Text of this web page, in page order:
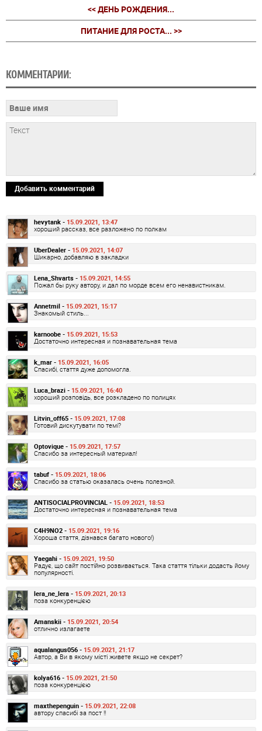
<< ДЕНЬ РОЖДЕНИЯ...
ПИТАНИЕ ДЛЯ РОСТА... >>
КОММЕНТАРИИ:
Добавить комментарий
hevytank - 15.09.2021, 13:47
хороший рассказ, все разложено по полкам
UberDealer - 15.09.2021, 14:07
Шикарно, добавляю в закладки
Lena_Shvarts - 15.09.2021, 14:55
Пожал бы руку автору, и дал по морде всем его ненавистникам.
Annetmil - 15.09.2021, 15:17
Знакомый стиль...
karnoobe - 15.09.2021, 15:53
Достаточно интересная и познавательная тема
k_mar - 15.09.2021, 16:05
Спасибі, стаття дуже допомогла.
Luca_brazi - 15.09.2021, 16:40
хороший розповідь, все розкладено по полицях
Litvin_off65 - 15.09.2021, 17:08
Готовий дискутувати по темі?
Optovique - 15.09.2021, 17:57
Спасибо за интересный материал!
tabuf - 15.09.2021, 18:06
Спасибо за статью оказалась очень полезной.
ANTISOCIALPROVINCIAL - 15.09.2021, 18:53
Достаточно интересная и познавательная тема
C4H9NO2 - 15.09.2021, 19:16
Хороша стаття, дізнався багато нового!)
Yaegahi - 15.09.2021, 19:50
Радує, що сайт постійно розвивається. Така стаття тільки додасть йому
популярності.
lera_ne_lera - 15.09.2021, 20:13
поза конкуренцією
Amanskii - 15.09.2021, 20:54
отлично излагаете
aqualangus056 - 15.09.2021, 21:17
Автор, а Ви в якому місті живете якщо не секрет?
kolya616 - 15.09.2021, 21:50
поза конкуренцією
maxthepenguin - 15.09.2021, 22:08
автору спасибі за пост !!